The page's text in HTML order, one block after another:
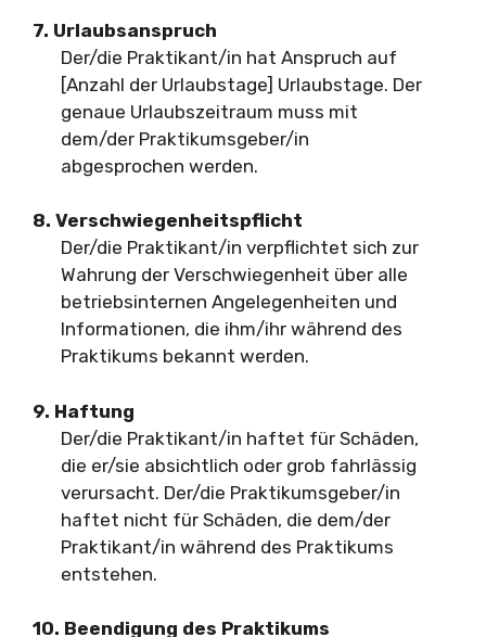
7. Urlaubsanspruch
Der/die Praktikant/in hat Anspruch auf
[Anzahl der Urlaubstage] Urlaubstage. Der
genaue Urlaubszeitraum muss mit
dem/der Praktikumsgeber/in
abgesprochen werden.
8. Verschwiegenheitspflicht
Der/die Praktikant/in verpflichtet sich zur
Wahrung der Verschwiegenheit über alle
betriebsinternen Angelegenheiten und
Informationen, die ihm/ihr während des
Praktikums bekannt werden.
9. Haftung
Der/die Praktikant/in haftet für Schäden,
die er/sie absichtlich oder grob fahrlässig
verursacht. Der/die Praktikumsgeber/in
haftet nicht für Schäden, die dem/der
Praktikant/in während des Praktikums
entstehen.
10. Beendigung des Praktikums